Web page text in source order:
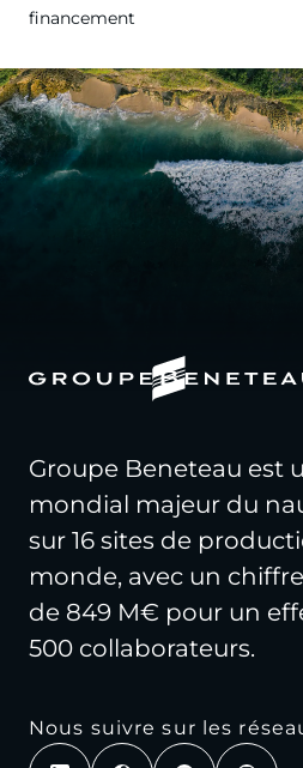
financement
Groupe Beneteau est
mondial majeur du
sur 16 sites de
monde, avec un
de 849 M€ pour un
500 collaborateurs.
Nous suivre sur les